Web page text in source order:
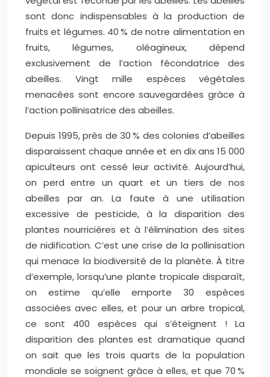
sont donc indispensables à la production de
fruits et légumes. 40 % de notre alimentation en
fruits, légumes, oléagineux, dépend
exclusivement de l’action fécondatrice des
abeilles. Vingt mille espèces végétales
menacées sont encore sauvegardées grâce à
l’action pollinisatrice des abeilles.
Depuis 1995, près de 30 % des colonies d’abeilles
disparaissent chaque année et en dix ans 15 000
apiculteurs ont cessé leur activité. Aujourd’hui,
on perd entre un quart et un tiers de nos
abeilles par an. La faute à une utilisation
excessive de pesticide, à la disparition des
plantes nourricières et à l’élimination des sites
de nidification. C’est une crise de la pollinisation
qui menace la biodiversité de la planète. À titre
d’exemple, lorsqu’une plante tropicale disparaît,
on estime qu’elle emporte 30 espèces
associées avec elles, et pour un arbre tropical,
ce sont 400 espèces qui s’éteignent ! La
disparition des plantes est dramatique quand
on sait que les trois quarts de la population
mondiale se soignent grâce à elles, et que 70 %